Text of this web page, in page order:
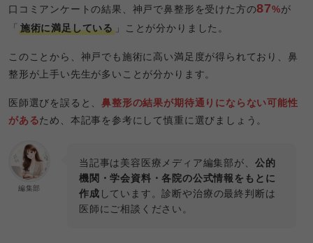
口コミアンケートの結果、神戸で鼻整形を受けた方の87%が
「 施術に満足している 」ことが分かりました。
このことから、神戸でも施術に高い満足度が得られており、鼻
整形が上手い先生が多いことが分かります。
医師選びを誤ると、鼻整形の結果が期待通りにならない可能性
があるため、本記事を参考にして慎重に選びましょう。
編集部
当記事は美容医療メディア編集部が、 公的
機関・学会資料・各院の公式情報をもとに
作成 しています。診断や治療の最終判断は
医師にご相談ください。